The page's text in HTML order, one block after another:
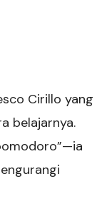
Cirillo yang
belajarnya.